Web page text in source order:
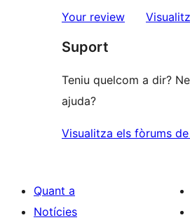
estrelles
de
estrelles
Your review
Suport
Teniu quelcom a dir?
ajuda?
Visualitza els fòrums
Quant a
Notícies